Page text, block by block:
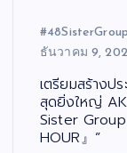
ธันวาคม 9,
เตรียมสร้างป
สุดยิ่งใหญ่
Sister
HOUR』”